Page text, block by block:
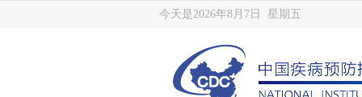
今天是2026年8月7日 星期五